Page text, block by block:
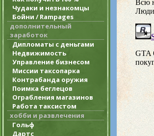
Чудаки и незнакомцы
Бойни / Rampages
дополнительный
заработок
Дипломаты с деньгами
Недвижимость
Управление бизнесом
Миссии таксопарка
Контрабанда оружия
Поимка беглецов
Ограбления магазинов
Работа таксистом
хобби и развлечения
Гольф
Дартс